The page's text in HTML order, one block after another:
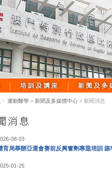
運動醫學 > 新聞及多媒體中心 > 新聞消息
08-03
育局舉辦亞運會賽前反興奮劑專題培訓
01-25